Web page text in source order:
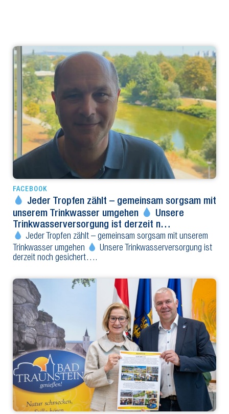
FACEBOOK
Jeder Tropfen zählt – gemeinsam sorgsam mit
unserem Trinkwasser umgehen
Unsere
Trinkwasserversorgung ist derzeit n…
Jeder Tropfen zählt – gemeinsam sorgsam mit unserem
Trinkwasser umgehen
Unsere Trinkwasserversorgung ist
derzeit noch gesichert….